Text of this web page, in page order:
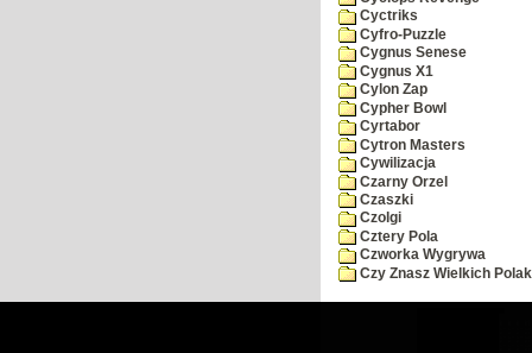
Cyctriks
Cyfro-Puzzle
Cygnus Senese
Cygnus X1
Cylon Zap
Cypher Bowl
Cyrtabor
Cytron Masters
Cywilizacja
Czarny Orzel
Czaszki
Czolgi
Cztery Pola
Czworka Wygrywa
Czy Znasz Wielkich